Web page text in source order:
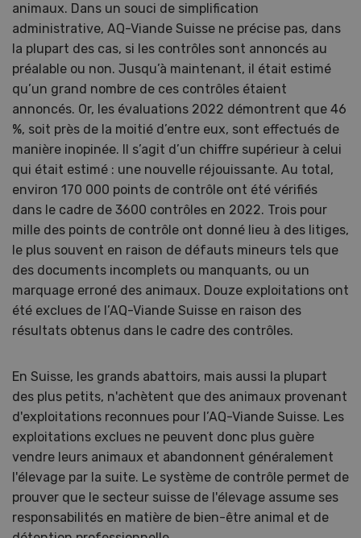
animaux. Dans un souci de simplification
administrative, AQ-Viande Suisse ne précise pas, dans
la plupart des cas, si les contrôles sont annoncés au
préalable ou non. Jusqu’à maintenant, il était estimé
qu’un grand nombre de ces contrôles étaient
annoncés. Or, les évaluations 2022 démontrent que 46
%, soit près de la moitié d’entre eux, sont effectués de
manière inopinée. Il s’agit d’un chiffre supérieur à celui
qui était estimé : une nouvelle réjouissante. Au total,
environ 170 000 points de contrôle ont été vérifiés
dans le cadre de 3600 contrôles en 2022. Trois pour
mille des points de contrôle ont donné lieu à des litiges,
le plus souvent en raison de défauts mineurs tels que
des documents incomplets ou manquants, ou un
marquage erroné des animaux. Douze exploitations ont
été exclues de l’AQ-Viande Suisse en raison des
résultats obtenus dans le cadre des contrôles.
En Suisse, les grands abattoirs, mais aussi la plupart
des plus petits, n'achètent que des animaux provenant
d'exploitations reconnues pour l’AQ-Viande Suisse. Les
exploitations exclues ne peuvent donc plus guère
vendre leurs animaux et abandonnent généralement
l'élevage par la suite. Le système de contrôle permet de
prouver que le secteur suisse de l'élevage assume ses
responsabilités en matière de bien-être animal et de